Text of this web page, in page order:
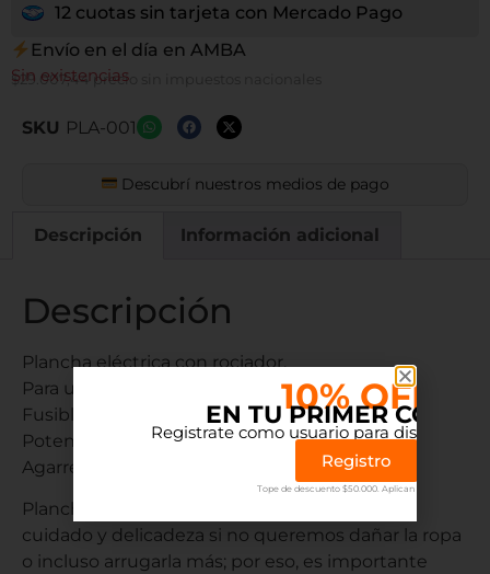
12 cuotas sin tarjeta con Mercado Pago
Envío en el día en AMBA
$29.007,44precio sin impuestos nacionales
Sin existencias
SKU PLA-001
Descubrí nuestros medios de pago
Descripción Información adicional
Descripción
Plancha eléctrica con rociador.
Para uso doméstico.
Fusible térmico.
Potencia de 1.000W.
Agarre suave al tacto.
Planchar es una tarea que debe hacerse con
cuidado y delicadeza si no queremos dañar la ropa
o incluso arrugarla más; por eso, es importante
10% OFF
EN TU PRIMER
Registrate como usuario para disfrutar el
Registro
Tope de descuento $50.000. Aplican terminos.